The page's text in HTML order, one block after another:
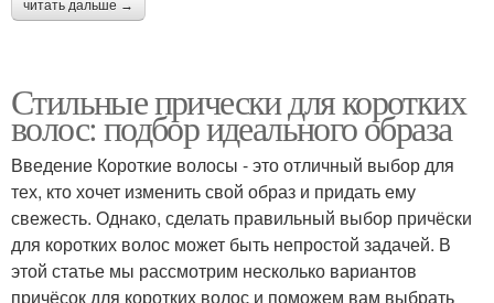
читать дальше →
Стильные прически для коротких
волос: подбор идеального образа
Введение Короткие волосы - это отличный выбор для
тех, кто хочет изменить свой образ и придать ему
свежесть. Однако, сделать правильный выбор причёски
для коротких волос может быть непростой задачей. В
этой статье мы рассмотрим несколько вариантов
причёсок для коротких волос и поможем вам выбрать